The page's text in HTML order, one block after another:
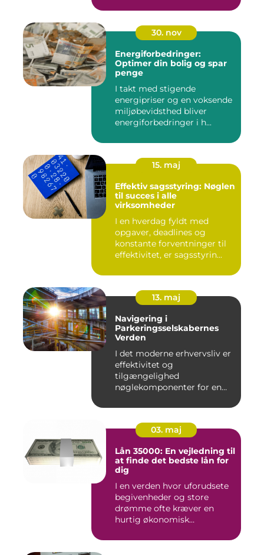
30. nov
Energiforbedringer:
Optimer din bolig og spar
penge
I takt med stigende
energipriser og en voksende
miljøbevidsthed bliver
energiforbedringer i h...
15. maj
Effektiv sagsstyring: Nøglen
til succes i alle
virksomheder
I en hverdag fyldt med
opgaver, deadlines og
konstante forventninger til
effektivitet, er sagsstyrin...
13. maj
Navigering i
Parkeringsselskabernes
Verden
I det moderne erhvervsliv er
effektivitet og
tilgængelighed
nøglekomponenter for en
03. maj
Lån 35000: En vejledning til
at finde det bedste lån for
dig
I en verden hvor uforudsete
begivenheder og store
drømme ofte kræver en
hurtig økonomisk